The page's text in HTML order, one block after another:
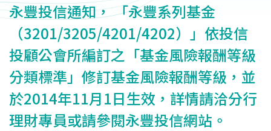
永豐投信通知， 「永豐系列基金
（3201/3205/4201/4202）」依投信
投顧公會所編訂之「基金風險報酬等級
分類標準」修訂基金風險報酬等級，並
於2014年11月1日生效，詳情請洽分行
理財專員或請參閱永豐投信網站。